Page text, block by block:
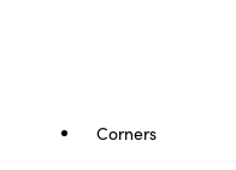
Corners